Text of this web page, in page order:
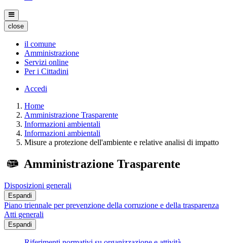
close
il comune
Amministrazione
Servizi online
Per i Cittadini
Accedi
Home
Amministrazione Trasparente
Informazioni ambientali
Informazioni ambientali
Misure a protezione dell'ambiente e relative analisi di impatto
Amministrazione Trasparente
Disposizioni generali
Espandi
Piano triennale per prevenzione della corruzione e della trasparenza
Atti generali
Espandi